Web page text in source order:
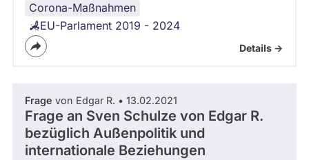
Corona-Maßnahmen
EU-Parlament 2019 - 2024
Details ->
Frage von Edgar R. • 13.02.2021
Frage an Sven Schulze von Edgar R.
bezüglich Außenpolitik und
internationale Beziehungen